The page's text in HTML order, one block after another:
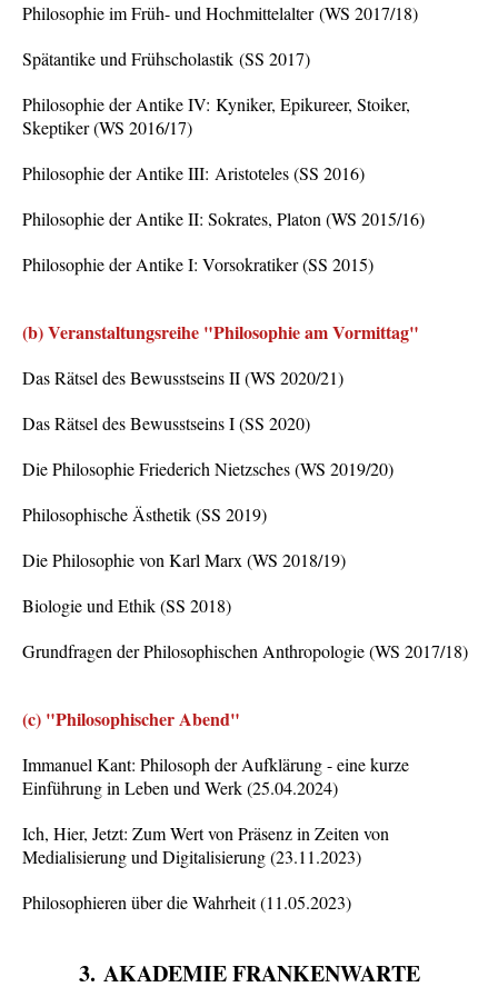
Philosophie imFrüh- und Hochmittelalter (WS 2017/18)
Spätantike und Frühscholastik (SS 2017)
Philosophie der Antike IV: Kyniker, Epikureer, Stoiker,
Skeptiker (WS 2016/17)
Philosophie der Antike III: Aristoteles (SS 2016)
Philosophie der Antike II: Sokrates, Platon (WS 2015/16)
Philosophie der Antike I: Vorsokratiker (SS 2015)
(b) Veranstaltungsreihe "Philosophie am Vormittag"
Das Rätsel des Bewusstseins II (WS 2020/21)
Das Rätsel des Bewusstseins I (SS 2020)
Die Philosophie Friederich Nietzsches (WS 2019/20)
Philosophische Ästhetik (SS 2019)
Die Philosophie von Karl Marx (WS 2018/19)
Biologie und Ethik (SS 2018)
Grundfragen der Philosophischen Anthropologie (WS 2017/18)
(c) "Philosophischer Abend"
Immanuel Kant: Philosoph der Aufklärung - eine kurze
Einführung in Leben und Werk (25.04.2024)
Ich, Hier, Jetzt: Zum Wert von Präsenz in Zeiten von
Medialisierung und Digitalisierung (23.11.2023)
Philosophieren über die Wahrheit (11.05.2023)
3. AKADEMIE FRANKENWARTE